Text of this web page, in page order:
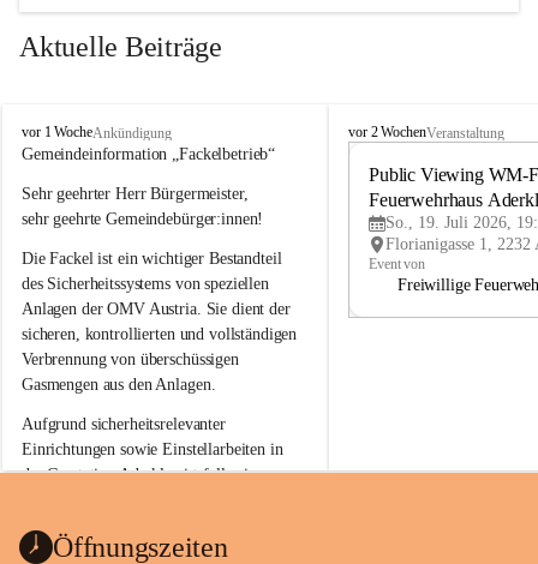
Aktuelle Beiträge
A
d
r
k
a
a
vor 1 WocheAnkündigung
Gemeindeinformation „Fackelbetrieb“
Sehr geehrter Herr Bürgermeister,
sehr geehrte Gemeindebürger:innen!
Die Fackel ist ein wichtiger Bestandteil
des Sicherheitssystems von speziellen
Anlagen der OMV Austria. Sie dient der
sicheren, kontrollierten und vollständigen
Verbrennung von überschüssigen
Gasmengen aus den Anlagen.
Aufgrund sicherheitsrelevanter
Einrichtungen sowie Einstellarbeiten in
der Gasstation Aderklaa ist fallweise
kommenden Tagen und Wochen wird
A
vor 2 WochenVeranstaltung
Public Viewing WM-
Feuerwehrhaus
So., 19. Juli 2026,
Event von
Freiwillige
Öffnungszeiten